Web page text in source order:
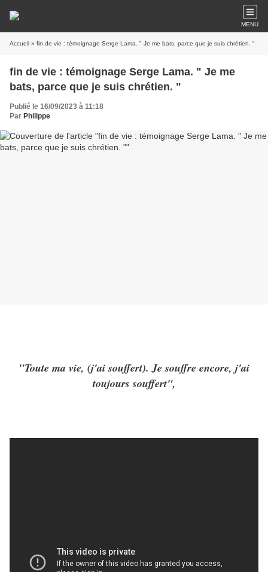
MENU
Accueil » fin de vie : témoignage Serge Lama. " Je me bats, parce que je suis chrétien. "
fin de vie : témoignage Serge Lama. " Je me
bats, parce que je suis chrétien. "
Publié le 16/09/2023 à 11:18
Par Philippe
"Toute ma vie, (j'ai souffert). Je souffre encore, j'ai
toujours souffert",